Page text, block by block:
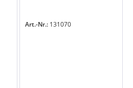
Art.-Nr.: 131070